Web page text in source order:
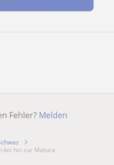
Fehler? Melden
bis hin zur Matura